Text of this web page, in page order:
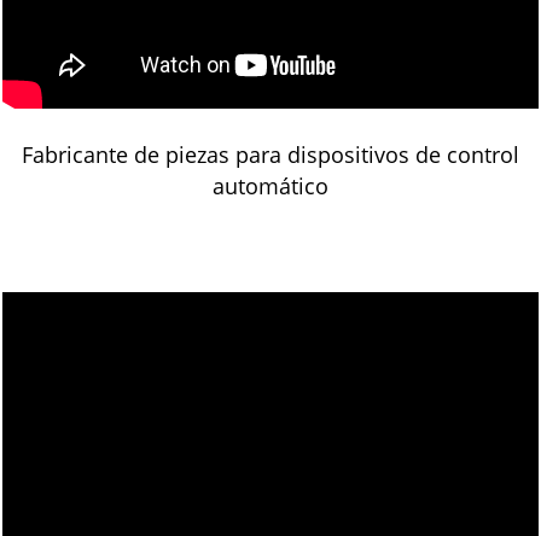
Fabricante de piezas para dispositivos de control
automático